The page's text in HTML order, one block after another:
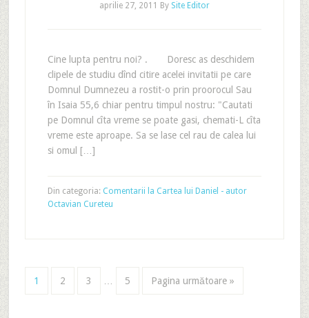
aprilie 27, 2011 By Site Editor
Cine lupta pentru noi? . Doresc as deschidem
clipele de studiu dînd citire acelei invitatii pe care
Domnul Dumnezeu a rostit-o prin proorocul Sau
în Isaia 55,6 chiar pentru timpul nostru: "Cautati
pe Domnul cîta vreme se poate gasi, chemati-L cîta
vreme este aproape. Sa se lase cel rau de calea lui
si omul […]
Din categoria: Comentarii la Cartea lui Daniel - autor
Octavian Cureteu
1 2 3 5 Pagina următoare »